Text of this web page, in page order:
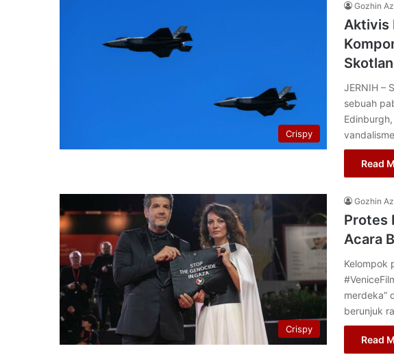
Crispy
Gozhin
Aktivis
JERNIH –
sebuah
Read
Crispy
Gozhin
Protes
Acara
Kelompok
merdeka”
berunjuk
Read